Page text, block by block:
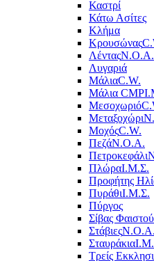
Καστρί
Κάτω Ασίτες
Κλήμα
Κρουσώνας
ΛένταςΝ.Ο.Α.
Λυγαριά
ΜάλιαC.W.
Μάλια CMP
Μεσοχωριό
Μεταξοχώρι
ΜοχόςC.W.
ΠεζάΝ.Ο.Α.
Πετροκεφάλι
ΠλώραΙ.Μ.Σ.
Προφήτης
ΠυράθιΙ.Μ.Σ.
Πύργος
Σίβας Φαιστού
ΣτάβιεςΝ.Ο.Α.
Σταυράκια
Τρείς